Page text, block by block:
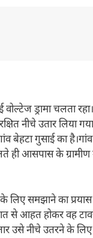
ड्रामा चलता
नीचे उतार लिया
गुसाई का है।गांव
ही आसपास के
समझाने का प्रयास
से आहत होकर वह
उसे नीचे उतरने के